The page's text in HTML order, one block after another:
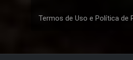
Termos de Uso e Política de